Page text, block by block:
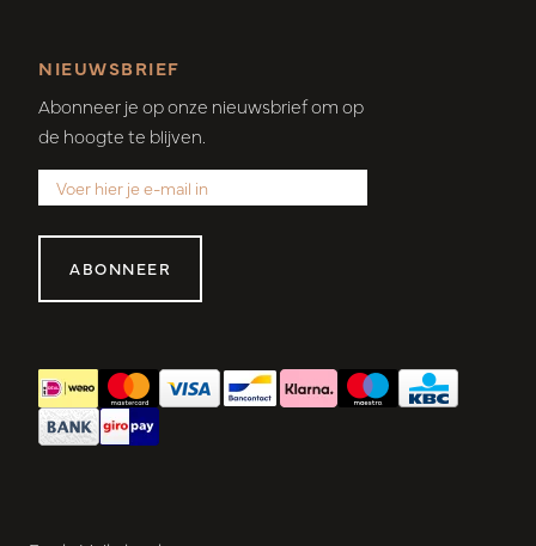
NIEUWSBRIEF
Abonneer je op onze nieuwsbrief om op
de hoogte te blijven.
ABONNEER